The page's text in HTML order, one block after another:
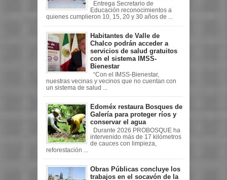
Entrega Secretario de
Educación reconocimientos a
quienes cumplieron 10, 15, 20 y 30 años de ...
Habitantes de Valle de
Chalco podrán acceder a
servicios de salud gratuitos
con el sistema IMSS-
Bienestar
“Con el IMSS-Bienestar,
nuestras vecinas y vecinos que no cuentan con
un sistema de salud ...
Edoméx restaura Bosques de
Galería para proteger ríos y
conservar el agua
Durante 2026 PROBOSQUE ha
intervenido más de 17 kilómetros
de cauces con limpieza,
reforestación ...
Obras Públicas concluye los
trabajos en el socavón de la